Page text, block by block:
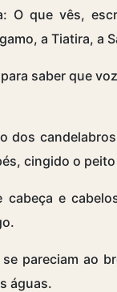
O que vês,
a Tiatira, a
saber que
dos
cingido o
cabeça e
pareciam ao
águas.